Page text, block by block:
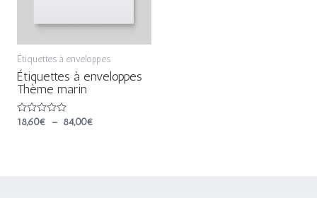
Étiquettes à enveloppes
Étiquettes à enveloppes
Thème marin
Note
18,60€ – 84,00€